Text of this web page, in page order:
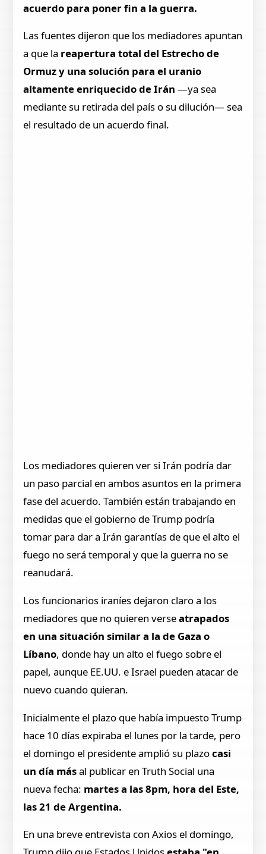
acuerdo para poner fin a la guerra.
Las fuentes dijeron que los mediadores apuntan
a que la reapertura total del Estrecho de
Ormuz y una solución para el uranio
altamente enriquecido de Irán—ya sea
mediante su retirada del país o su dilución— sea
el resultado de un acuerdo final.
Los mediadores quieren ver si Irán podría dar
un paso parcial en ambos asuntos en la primera
fase del acuerdo. También están trabajando en
medidas que el gobierno de Trump podría
tomar para dar a Irán garantías de que el alto el
fuego no será temporal y que la guerra no se
reanudará.
Los funcionarios iraníes dejaron claro a los
mediadores que no quieren verseatrapados
en una situación similar a la de Gaza o
Líbano, donde hay un alto el fuego sobre el
papel, aunque EE.UU. e Israel pueden atacar de
nuevo cuando quieran.
Inicialmente el plazo que había impuesto Trump
hace 10 días expiraba el lunes por la tarde, pero
el domingo el presidente amplió su plazocasi
un día másal publicar en Truth Social una
nueva fecha: martes a las 8pm, hora del Este,
las 21 de Argentina.
En una breve entrevista con Axios el domingo,